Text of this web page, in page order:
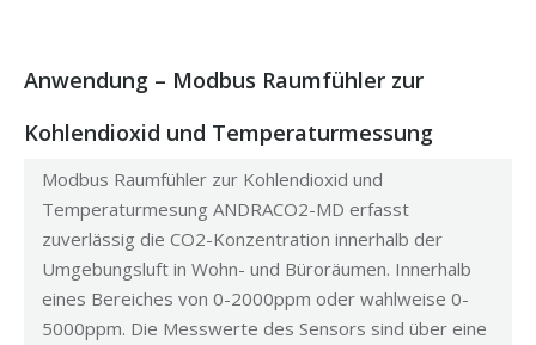
Anwendung – Modbus Raumfühler zur
Kohlendioxid und Temperaturmessung
Modbus Raumfühler zur Kohlendioxid und
Temperaturmesung ANDRACO2-MD erfasst
zuverlässig die CO2-Konzentration innerhalb der
Umgebungsluft in Wohn- und Büroräumen. Innerhalb
eines Bereiches von 0-2000ppm oder wahlweise 0-
5000ppm. Die Messwerte des Sensors sind über eine